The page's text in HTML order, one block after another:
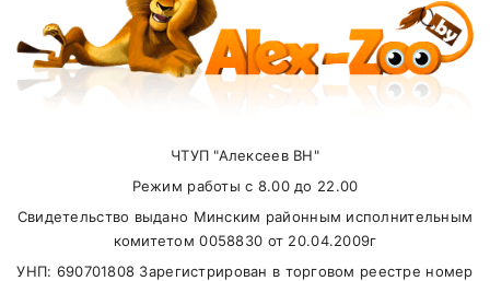
Внимание стоимость доставки зависит от
суммы заказа.
Самовывоз
В другие города Беларуси
ЧТУП "Алексеев ВН"
Режим работы с 8.00 до 22.00
Свидетельство выдано Минским районным исполнительным
комитетом 0058830 от 20.04.2009г
УНП: 690701808 Зарегистрирован в торговом реестре номер